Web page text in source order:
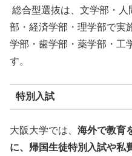
総合型選抜は、文学部・
部・経済学部・理学部で実
学部・歯学部・薬学部・工
す。
特別入試
大阪大学では、 海外で教育
に、帰国生徒特別入試や私